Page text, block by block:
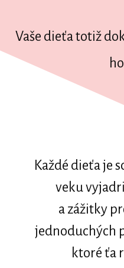
Vaše dieťa totiž
Každé dieťa je
veku
a zážitky
jednoduchých
ktoré ťa